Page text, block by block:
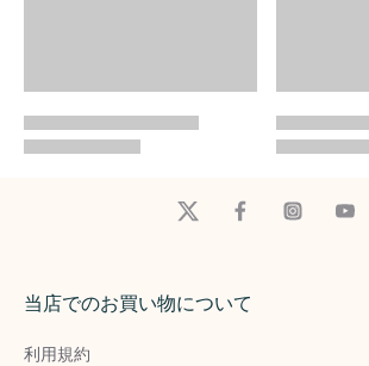
当店でのお買い物について
利用規約